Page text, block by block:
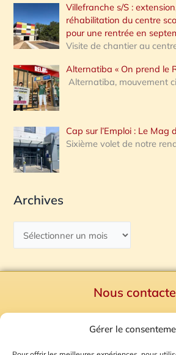
Gérer le
Villefranche s/S :
réhabilitation du centre
pour une rentrée en
Visite de chantier au
Alternatiba « On prend le
Alternatiba, mouvement
Cap sur l’Emploi : Le Mag
Sixième volet de notre
Archives
Nous
Mentions Légales